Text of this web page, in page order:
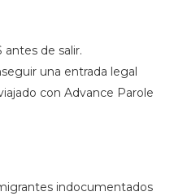
de salir.
una entrada legal
con Advance Parole
indocumentados